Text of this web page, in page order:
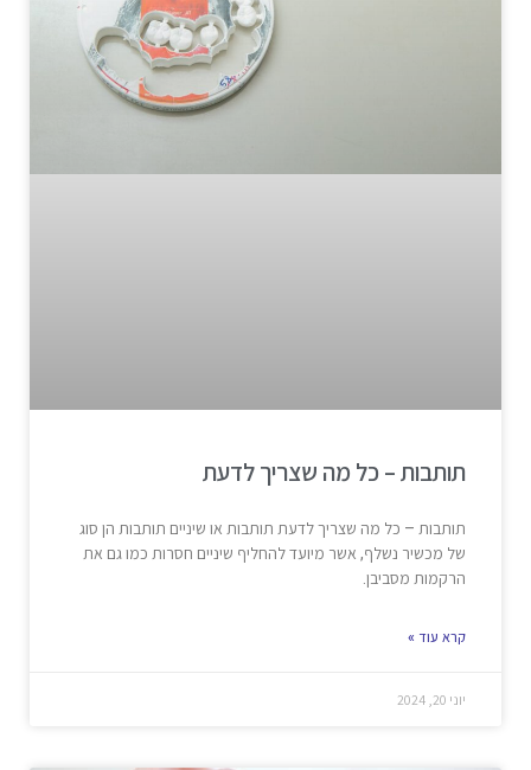
תותבות – כל מה שצריך לדעת
תותבות – כל מה שצריך לדעת תותבות או שיניים תותבות הן סוג
של מכשיר נשלף, אשר מיועד להחליף שיניים חסרות כמו גם את
הרקמות מסביבן.
קרא עוד »
יוני 20, 2024